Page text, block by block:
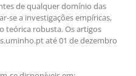
de qualquer domínio das
se a investigações empíricas,
teórica robusta. Os artigos
até 01 de dezembro